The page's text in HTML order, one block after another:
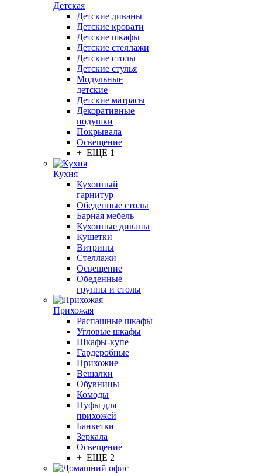
Детская
Детские диваны
Детские кровати
Детские шкафы
Детские стеллажи
Детские столы
Детские стулья
Модульные
детские
Детские матрасы
Декоративные
подушки
Покрывала
Освещение
+ ЕЩЕ 1
Кухня
Кухонный
гарнитур
Обеденные столы
Барная мебель
Кухонные диваны
Кушетки
Витрины
Стеллажи
Освещение
Обеденные
группы и столы
Прихожая
Распашные шкафы
Угловые шкафы
Шкафы-купе
Гардеробные
Прихожие
Вешалки
Обувницы
Комоды
Пуфы для
прихожей
Банкетки
Зеркала
Освещение
+ ЕЩЕ 2